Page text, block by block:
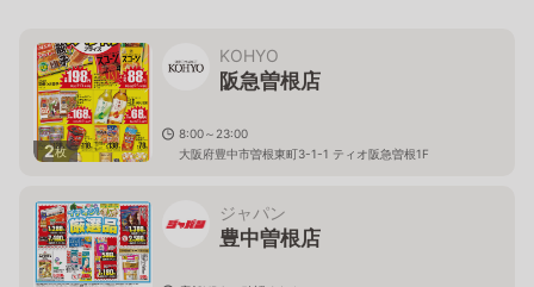
2枚
KOHYO
阪急曽根店
8:00～23:00
大阪府豊中市曽根東町3-1-1 ティオ阪急曽根1F
ジャパン
豊中曽根店